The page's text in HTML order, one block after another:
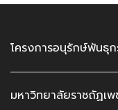
โครงการอนุรักษ์พันธุก
มหาวิทยาลัยราชถัฏเพ